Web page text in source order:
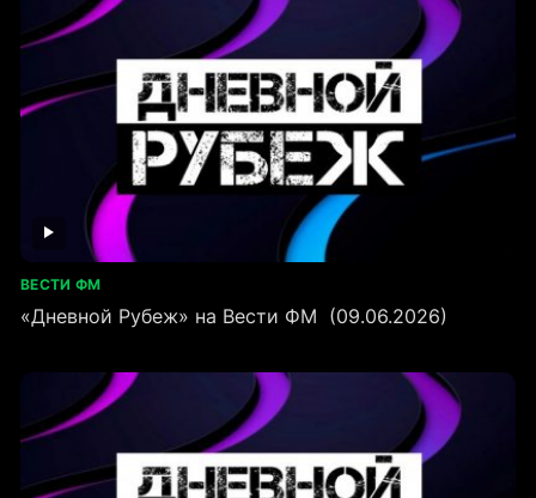
ВЕСТИ ФМ
«Дневной Рубеж» на Вести ФМ (09.06.2026)